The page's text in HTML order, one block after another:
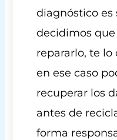
diagnóstico es
decidimos
repararlo, te lo
en ese caso
recuperar los
antes de
forma